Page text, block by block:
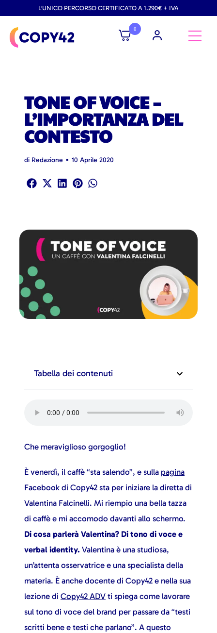
L’UNICO PERCORSO CERTIFICATO A 1.290€ + IVA
0
TONE OF VOICE –
L’IMPORTANZA DEL
CONTESTO
di Redazione 10 Aprile 2020
Tabella dei contenuti
Che meraviglioso gorgoglio!
È venerdì, il caffè “sta salendo”, e sulla pagina
Facebook di Copy42 sta per iniziare la diretta di
Valentina Falcinelli. Mi riempio una bella tazza
di caffè e mi accomodo davanti allo schermo.
Di cosa parlerà Valentina? Di tono di voce e
verbal identity. Valentina è una studiosa,
un’attenta osservatrice e una specialista della
materia. È anche docente di Copy42 e nella sua
lezione di Copy42 ADV ti spiega come lavorare
sul tono di voce del brand per passare da “testi
scritti bene e testi che parlano”. A questo